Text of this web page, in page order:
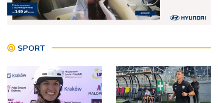
Kino plenerowe Wierzchosławicach [ZDJĘCIA]
Architektoniczne perełki uwiecznione na rysunku – rusza
SPORT